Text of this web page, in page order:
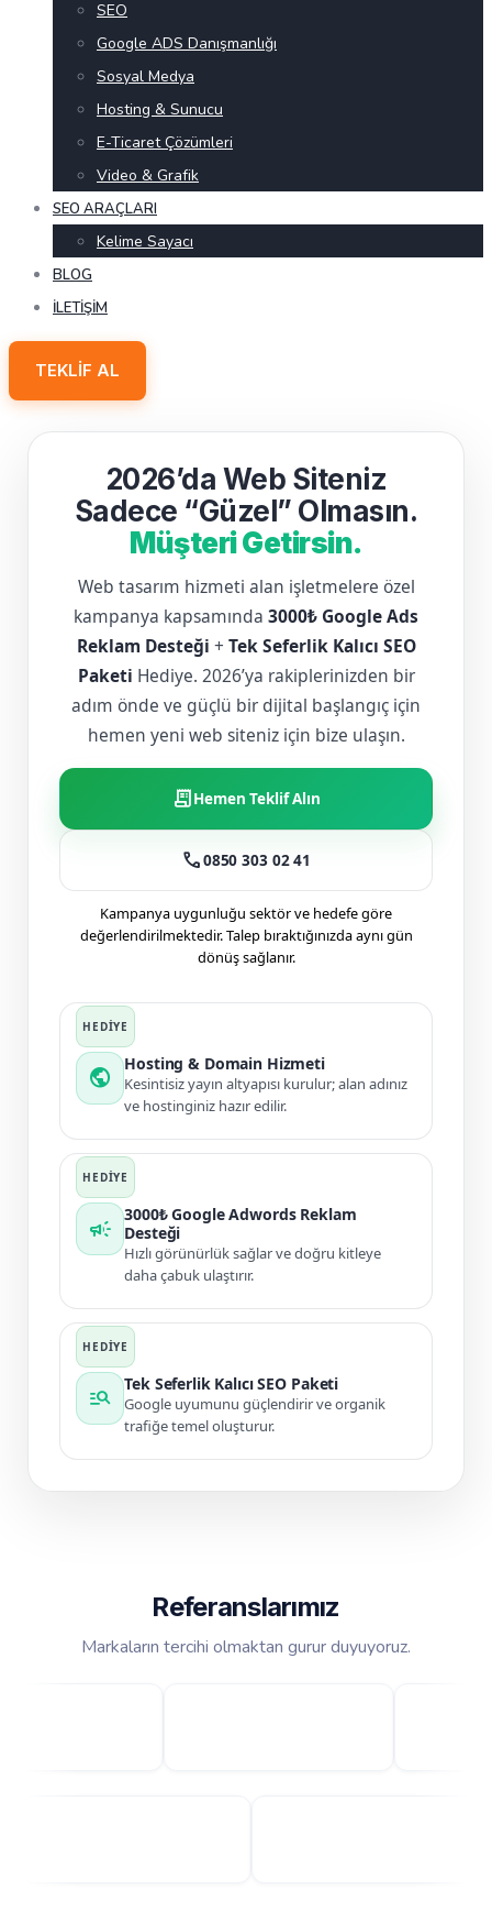
SEO
Google ADS Danışmanlığı
Sosyal Medya
Hosting & Sunucu
E-Ticaret Çözümleri
Video & Grafik
SEO ARAÇLARI
Kelime Sayacı
BLOG
İLETIŞIM
TEKLIF AL
2026’da Web Siteniz
Sadece “Güzel” Olmasın.
Müşteri Getirsin.
Web tasarım hizmeti alan işletmelere özel
kampanya kapsamında 3000₺ Google Ads
Reklam Desteği + Tek Seferlik Kalıcı SEO
Paketi Hediye. 2026’ya rakiplerinizden bir
adım önde ve güçlü bir dijital başlangıç için
hemen yeni web siteniz için bize ulaşın.
receipt_longHemen Teklif Alın
call0850 303 02 41
Kampanya uygunluğu sektör ve hedefe göre
değerlendirilmektedir. Talep bıraktığınızda aynı gün
dönüş sağlanır.
public
Hosting & Domain Hizmeti
Kesintisiz yayın altyapısı kurulur; alan adınız
ve hostinginiz hazır edilir.
campaign
3000₺ Google Adwords Reklam
Desteği
Hızlı görünürlük sağlar ve doğru kitleye
daha çabuk ulaştırır.
manage_search
Tek Seferlik Kalıcı SEO Paketi
Google uyumunu güçlendirir ve organik
trafiğe temel oluşturur.
Referanslarımız
Markaların tercihi olmaktan gurur duyuyoruz.